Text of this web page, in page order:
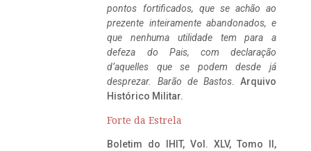
pontos fortificados, que se achão ao
prezente inteiramente abandonados, e
que nenhuma utilidade tem para a
defeza do Pais, com declaração
d’aquelles que se podem desde já
desprezar. Barão de Bastos. Arquivo
Histórico Militar.
Forte da Estrela
Boletim do IHIT, Vol. XLV, Tomo II,